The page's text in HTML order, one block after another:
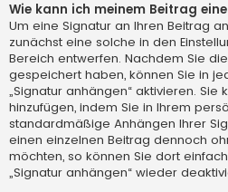
Wie kann ich meinem Beitrag
Um eine Signatur an Ihren Beitrag
zunächst eine solche in den
Bereich entwerfen. Nachdem Sie
gespeichert haben, können Sie in
„Signatur anhängen“ aktivieren. Sie
hinzufügen, indem Sie in Ihrem
standardmäßige Anhängen Ihrer
einen einzelnen Beitrag dennoch
möchten, so können Sie dort
„Signatur anhängen“ wieder